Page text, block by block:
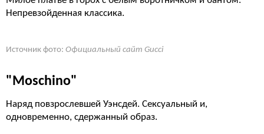
Непревзойденная классика.
Источник фото: Официальный сайт Gucci
"Moschino"
Наряд повзрослевшей Уэнсдей. Сексуальный и,
одновременно, сдержанный образ.